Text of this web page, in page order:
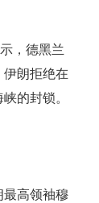
，德黑兰
朗拒绝在
的封锁。
高领袖穆